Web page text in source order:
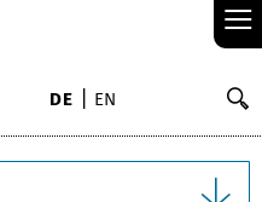
≡
DE EN